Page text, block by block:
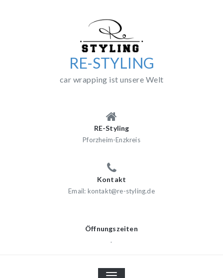
RE-STYLING
car wrapping ist unsere Welt
RE-Styling
Pforzheim-Enzkreis
Kontakt
Email: kontakt@re-styling.de
Öffnungszeiten
.
TOGGLE